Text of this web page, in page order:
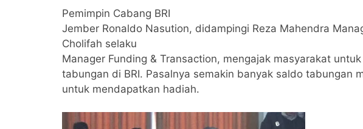
Pemimpin Cabang BRI
Jember Ronaldo Nasution, didampingi Reza Mahendra
Cholifah selaku
Manager Funding & Transaction, mengajak masyarakat
tabungan di BRI. Pasalnya semakin banyak saldo tabungan
untuk mendapatkan hadiah.